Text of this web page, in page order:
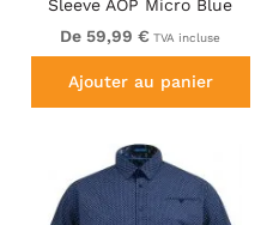
Sleeve AOP Micro Blue
Shirt Navy
De 59,99 € TVA incluse
Ajouter au panier